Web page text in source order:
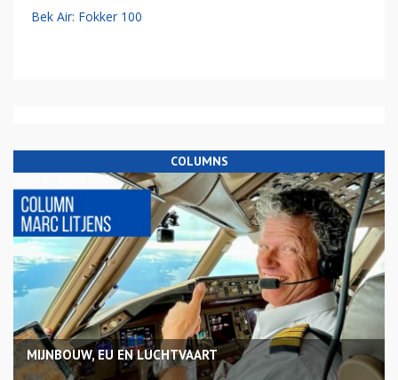
Bek Air: Fokker 100
COLUMNS
MIJNBOUW, EU EN LUCHTVAART